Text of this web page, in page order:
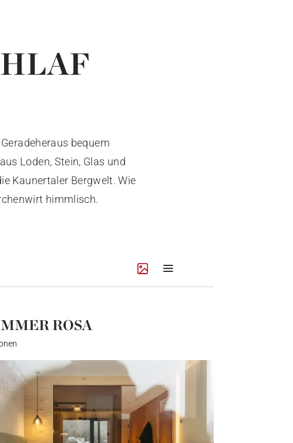
bequem
Loden, Stein, Glas und
Kaunertaler Bergwelt. Wie
himmlisch.
ROSA